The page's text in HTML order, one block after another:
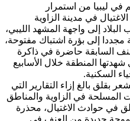
في ليبيا من استمرار
في مدينة الزاوية
إلى واجهة المشهد الليبي،
إلى بؤرة اشتباك مفتوحة،
السابقة حاضرة في ذاكرة
المنطقة خلال الأسابيع
السكنية.
بقلق بالغ إزاء التقارير التي
في الزاوية والمناطق
في حوادث الاغتيال، محذرة
موجة جديدة من العنف في